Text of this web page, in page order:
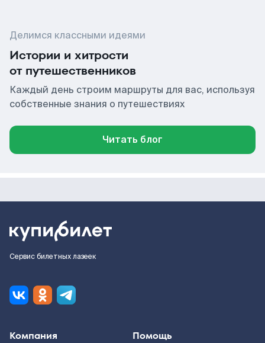
Делимся классными идеями
Истории и хитрости
от путешественников
Каждый день строим маршруты для вас, используя
собственные знания о путешествиях
Читать блог
Сервис билетных лазеек
Компания Помощь